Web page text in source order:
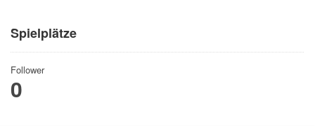
Spielplätze
Follower
0